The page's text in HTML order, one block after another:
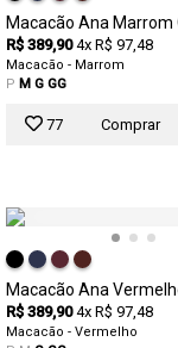
Macacão Ana Marrom
R$ 389,90 4x R$ 97,48
Macacão - Marrom
P M G GG
77 Comprar
Macacão Ana
R$ 389,90 4x R$ 97,48
Macacão - Vermelho